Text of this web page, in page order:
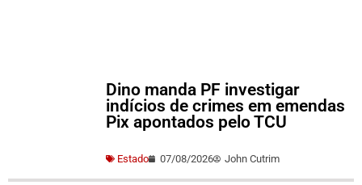
Dino manda PF investigar
indícios de crimes em emendas
Pix apontados pelo TCU
Estado 07/08/2026 John Cutrim